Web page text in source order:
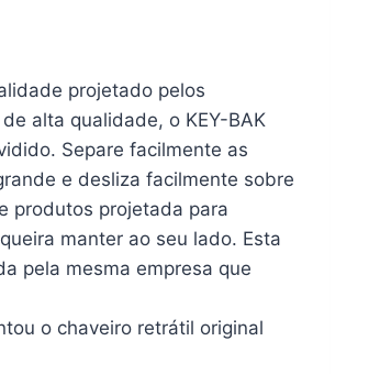
projetado pelos
alta qualidade, o KEY-BAK
Separe facilmente as
e desliza facilmente sobre
produtos projetada para
manter ao seu lado. Esta
pela mesma empresa que
o chaveiro retrátil original